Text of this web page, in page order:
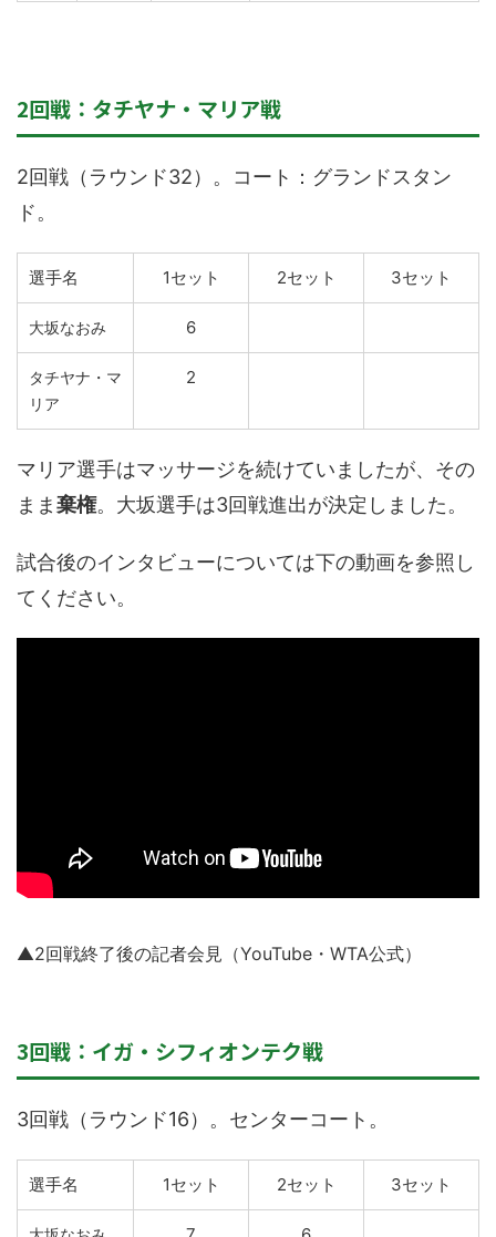
2回戦：タチヤナ・マリア戦
2回戦（ラウンド32）。コート：グランドスタン
ド。
選手名 1セット 2セット 3セット
大坂なおみ 6
タチヤナ・マ
リア
2
マリア選手はマッサージを続けていましたが、その
まま棄権。大坂選手は3回戦進出が決定しました。
試合後のインタビューについては下の動画を参照し
てください。
▲2回戦終了後の記者会見（YouTube・WTA公式）
3回戦：イガ・シフィオンテク戦
3回戦（ラウンド16）。センターコート。
選手名 1セット 2セット 3セット